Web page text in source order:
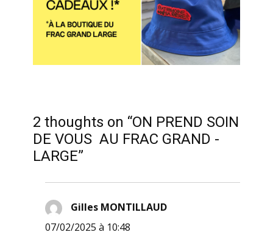
2 thoughts on “ON PREND SOIN
DE VOUS AU FRAC GRAND -
LARGE”
Gilles MONTILLAUD
07/02/2025 à 10:48